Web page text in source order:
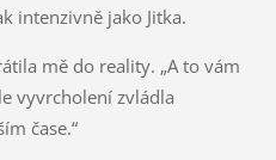
intenzivně jako Jitka.
mě do reality. „A to vám
vyvrcholení zvládla
čase.“